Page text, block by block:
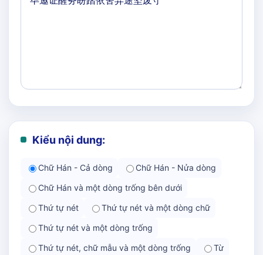
Kiểu nội dung:
Chữ Hán - Cả dòng
Chữ Hán - Nửa dòng
Chữ Hán và một dòng trống bên dưới
Thứ tự nét
Thứ tự nét và một dòng chữ
Thứ tự nét và một dòng trống
Thứ tự nét, chữ mẫu và một dòng trống
Từ